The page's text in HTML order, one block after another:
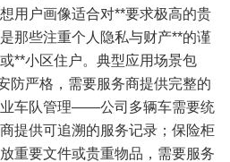
用户画像适合对**要求极高的贵
那些注重个人隐私与财产**的谨
**小区住户。典型应用场景包
严格，需要服务商提供完整的
车队管理——公司多辆车需要统
提供可追溯的服务记录；保险柜
重要文件或贵重物品，需要服务